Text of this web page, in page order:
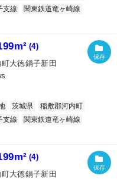
支線
関東鉄道竜ヶ崎線
(4)
大徳鍋子新田
茨城県
稲敷郡河内町
支線
関東鉄道竜ヶ崎線
(4)
大徳鍋子新田